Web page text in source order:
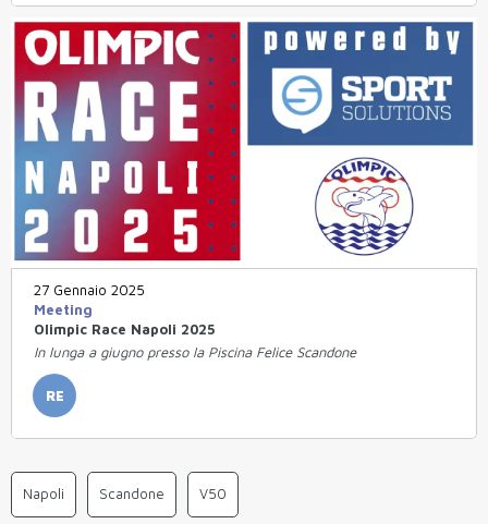
27 Gennaio 2025
Meeting
Olimpic Race Napoli 2025
In lunga a giugno presso la Piscina Felice Scandone
RE
Napoli Scandone V50